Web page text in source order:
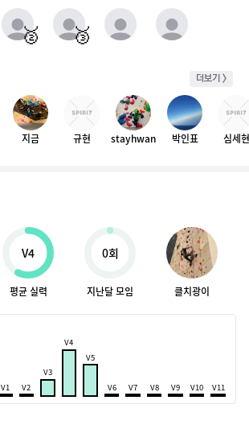
요일까지 가장 클라이밍 시간이 많은 유저를 실시간으로 반영.
동점자 처리방식 : 클라이밍 횟수가 많은 순
🥈 🥉
더보기 >
지금 규현 stayhwan 박인표 심세현
V4
평균 실력
0회
지난달 모임 클치광이
V1 V2
V3
V4
V5
V6 V7 V8 V9 V10 V11